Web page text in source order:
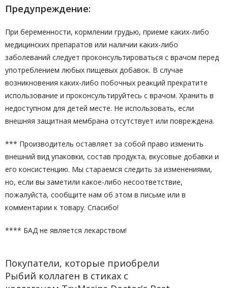
Предупреждение:
При беременности, кормлении грудью, приеме каких-либо
медицинских препаратов или наличии каких-либо
заболеваний следует проконсультироваться с врачом перед
употреблением любых пищевых добавок. В случае
возникновения каких-либо побочных реакций прекратите
использование и проконсультируйтесь с врачом. Хранить в
недоступном для детей месте. Не использовать, если
внешняя защитная мембрана отсутствует или повреждена.
*** Производитель оставляет за собой право изменить
внешний вид упаковки, состав продукта, вкусовые добавки и
его консистенцию. Мы стараемся следить за изменениями,
но, если вы заметили какое-либо несоответствие,
пожалуйста, сообщите нам об этом в письме или в
комментарии к товару. Спасибо!
**** БАД не является лекарством!
Покупатели, которые приобрели
Рыбий коллаген в стиках с